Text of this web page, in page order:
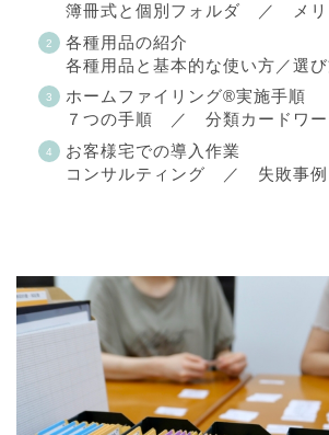
簿冊式と個別フォルダ ／ メリ
各種用品の紹介
各種用品と基本的な使い方／選
ホームファイリング®実施手順
７つの手順 ／ 分類カードワー
お客様宅での導入作業
コンサルティング ／ 失敗事例